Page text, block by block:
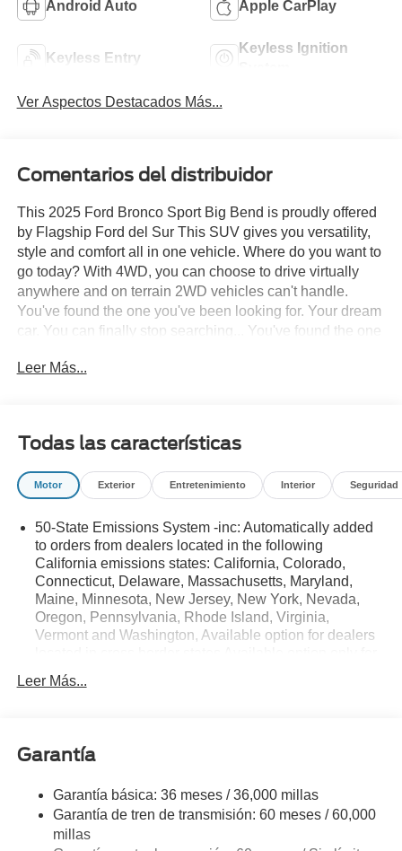
Android Auto Apple CarPlay
Keyless Entry
Keyless Ignition
Ver Aspectos Destacados Más...
Comentarios del distribuidor
This 2025 Ford Bronco Sport Big Bend is proudly offered
by Flagship Ford del Sur This SUV gives you versatility,
style and comfort all in one vehicle. Where do you want to
go today? With 4WD, you can choose to drive virtually
anywhere and on terrain 2WD vehicles can't handle.
You've found the one you've been looking for. Your dream
car. You can finally stop searching... You've found the one
Leer Más...
Todas las características
Motor Exterior Entretenimiento Interior Seguridad
50-State Emissions System -inc: Automatically added
to orders from dealers located in the following
California emissions states: California, Colorado,
Connecticut, Delaware, Massachusetts, Maryland,
Maine, Minnesota, New Jersey, New York, Nevada,
Oregon, Pennsylvania, Rhode Island, Virginia,
Vermont and Washington, Available option for dealers
retail/fleet/company car order types for dealers located
in the following federal/non-California emissions
Mississippi, Missouri, Nebraska, South Carolina and
Texas.
Electronic Transfer Case
Part And Full-Time Four-Wheel Drive
3.80 Axle Ratio
Leer Más...
Garantía
Garantía básica: 36 meses / 36,000 millas
Garantía de tren de transmisión: 60 meses / 60,000
millas